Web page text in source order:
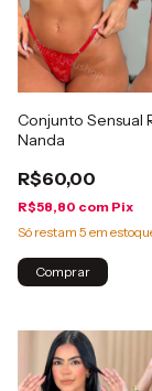
Conjunto Sensual
Nanda
R$60,00
R$58,80 com Pix
Só restam 5 em
Comprar